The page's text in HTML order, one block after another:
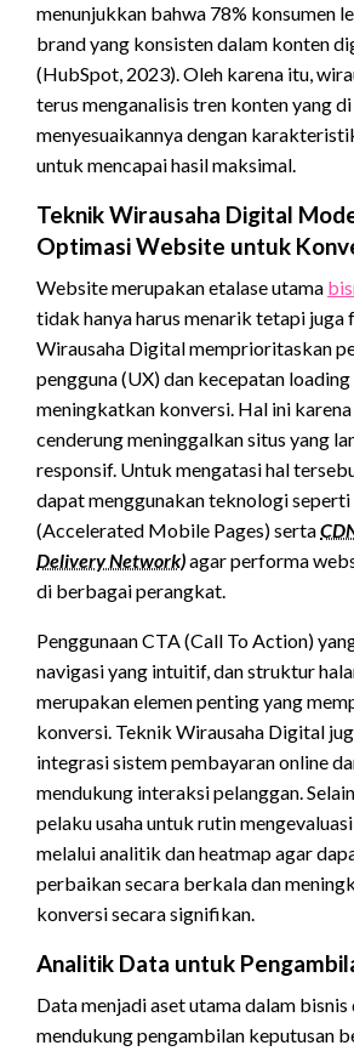
menunjukkan bahwa 78% konsumen
brand yang konsisten dalam konten
(HubSpot, 2023). Oleh karena itu,
terus menganalisis tren konten yang
menyesuaikannya dengan
untuk mencapai hasil maksimal.
Teknik Wirausaha Digital
Optimasi Website untuk
Website merupakan etalase utama
tidak hanya harus menarik tetapi juga
Wirausaha Digital memprioritaskan
pengguna (UX) dan kecepatan
meningkatkan konversi. Hal ini
cenderung meninggalkan situs yang
responsif. Untuk mengatasi hal
dapat menggunakan teknologi
(Accelerated Mobile Pages) serta
Delivery Network)agar performa
di berbagai perangkat.
Penggunaan CTA (Call To Action)
navigasi yang intuitif, dan struktur
merupakan elemen penting yang
konversi. Teknik Wirausaha Digital
integrasi sistem pembayaran online
mendukung interaksi pelanggan.
pelaku usaha untuk rutin
melalui analitik dan heatmap agar
perbaikan secara berkala dan
konversi secara signifikan.
Analitik Data untuk
Data menjadi aset utama dalam
mendukung pengambilan keputusan